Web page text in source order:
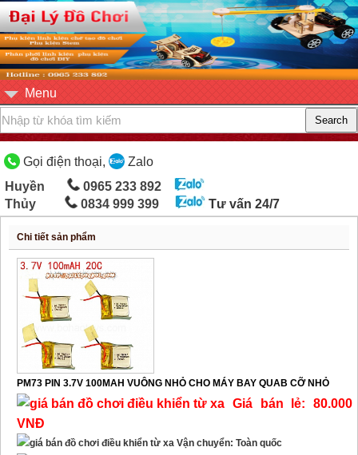
Menu
Gọi điện thoại,
Zalo
Huyền
0965 233 892
Thủy
0834 999 399 Tư vấn 24/7
Chi tiết sản phẩm
PM73 PIN 3.7V 100MAH VUÔNG NHỎ CHO MÁY BAY QUAB CỠ NHỎ
Giá bán lẻ: 80.000
VNĐ
Vận chuyển: Toàn quốc